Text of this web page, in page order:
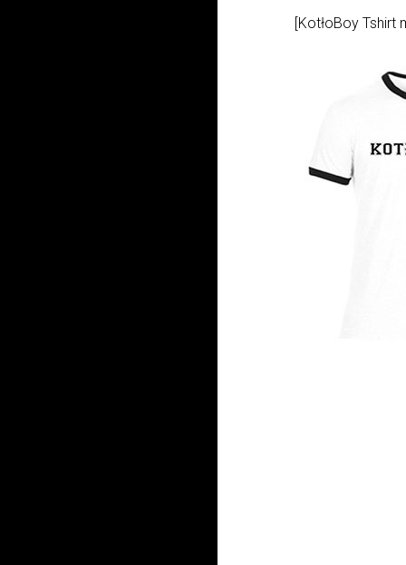
[KotłoBoy Tshirt